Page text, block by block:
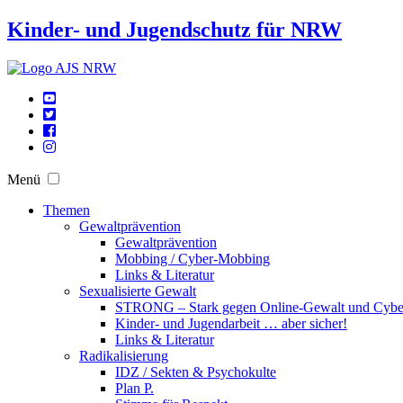
Kinder- und Jugendschutz für NRW
Menü
Themen
Gewaltprävention
Gewaltprävention
Mobbing / Cyber-Mobbing
Links & Literatur
Sexualisierte Gewalt
STRONG – Stark gegen Online-Gewalt und
Kinder- und Jugendarbeit … aber sicher!
Links & Literatur
Radikalisierung
IDZ / Sekten & Psychokulte
Plan P.